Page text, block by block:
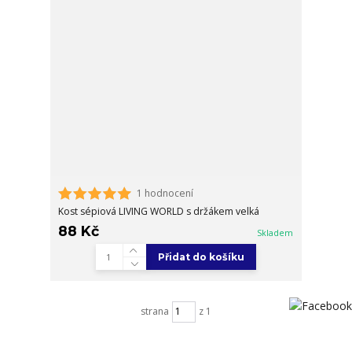
1 hodnocení
Kost sépiová LIVING WORLD s držákem velká
88 Kč Skladem
Přidat do košíku
strana z 1